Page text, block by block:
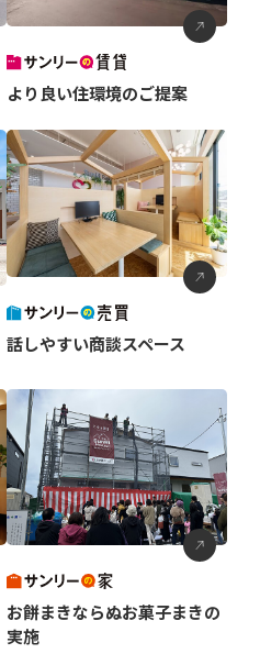
より良い住環境のご提案
話しやすい商談スペース
お餅まきならぬお菓子まきの
実施